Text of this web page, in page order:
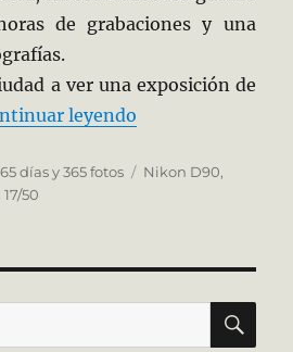
de grabaciones y una
a ver una exposición de
leyendo
días y 365 fotos Etiquetas
Nikon D90,
50